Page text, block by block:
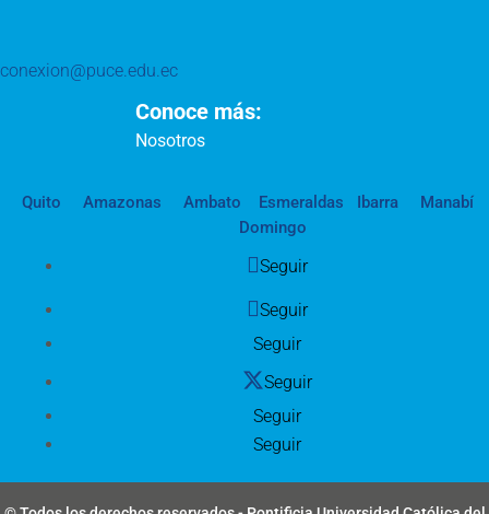
conexion@puce.edu.ec
Conoce más:
Nosotros
Quito Amazonas Ambato Esmeraldas Ibarra
Manabí
Domingo
Seguir
Seguir
Seguir
Seguir
Seguir
Seguir